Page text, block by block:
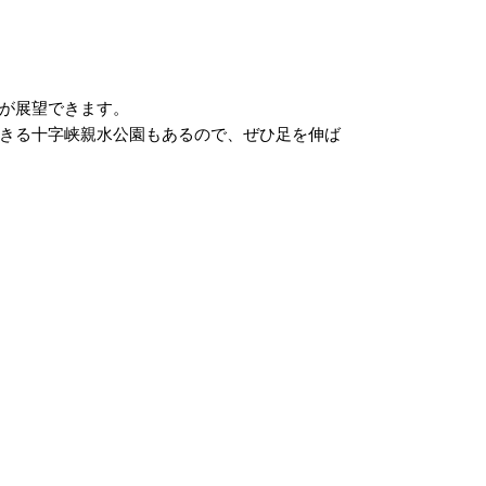
展望できます。
る十字峡親水公園もあるので、ぜひ足を伸ば